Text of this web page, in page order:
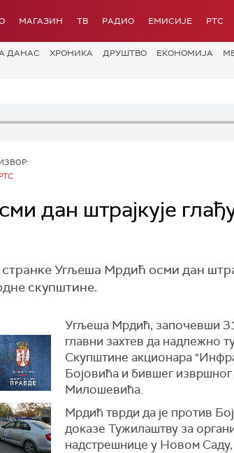
МАГАЗИН ТВ РАДИО ЕМИСИЈЕ РТС
ДАНАС ХРОНИКА ДРУШТВО ЕКОНОМИЈА
дан штрајкује
Угљеша Мрдић осми дан
скупштине.
Угљеша Мрдић, започевши
главни захтев да надлежно
Скупштине акционара
Бојовића и бившег
Милошевића.
Мрдић тврди да је против
доказе Тужилаштву за
надстрешнице у Новом